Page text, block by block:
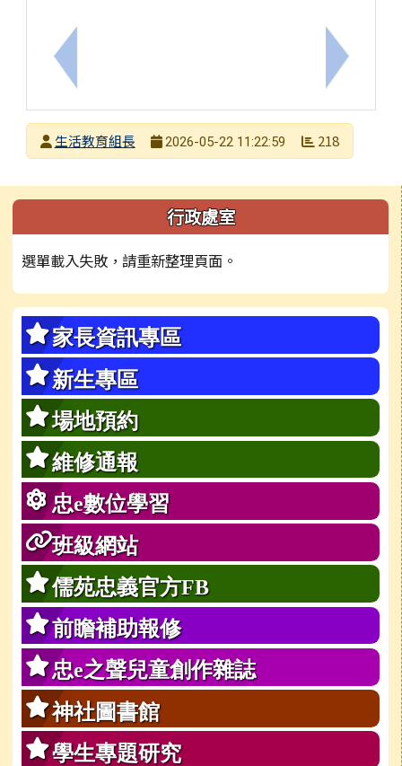
上一筆：轉知環保局辦理國小教師淨零教具研習課程
下一筆：
發布者生活教育組長
2026-05-22 11:22:59 218
左邊區域內容 行政處室
選單載入失敗，請重新整理頁面。
家長資訊專區
新生專區
場地預約
維修通報
忠e數位學習
班級網站
儒苑忠義官方FB
前瞻補助報修
忠e之聲兒童創作雜誌
神社圖書館
學生專題研究